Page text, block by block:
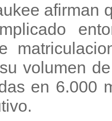
afirman
volumen
en 6.000